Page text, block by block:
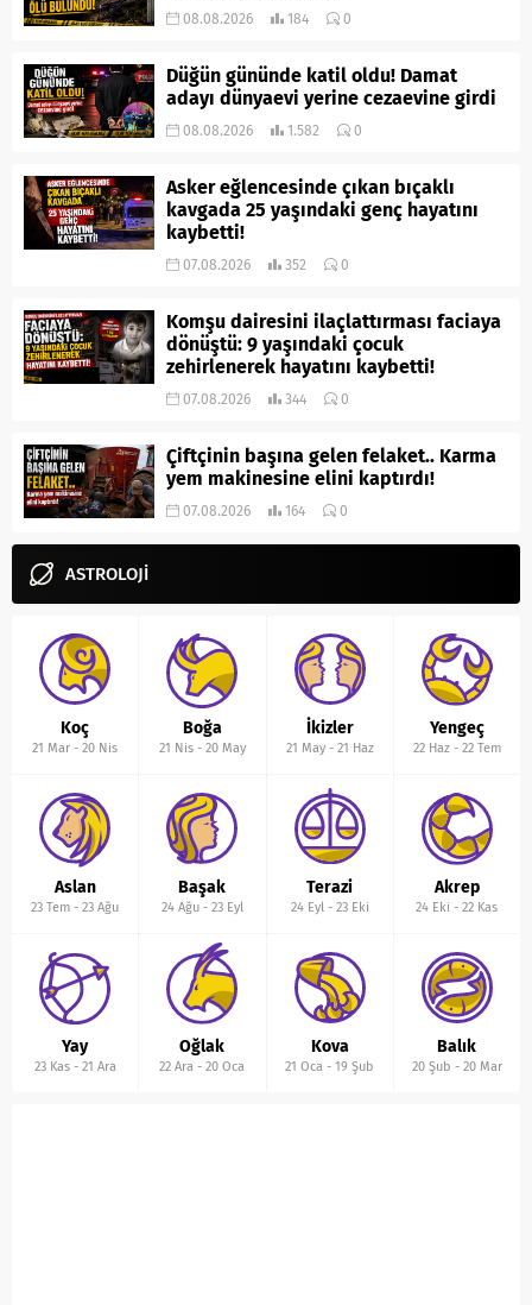
08.08.2026 184 0
Düğün gününde katil oldu! Damat
adayı dünyaevi yerine cezaevine girdi
08.08.2026 1.582 0
Asker eğlencesinde çıkan bıçaklı
kavgada 25 yaşındaki genç hayatını
kaybetti!
07.08.2026 352 0
Komşu dairesini ilaçlattırması faciaya
dönüştü: 9 yaşındaki çocuk
zehirlenerek hayatını kaybetti!
07.08.2026 344 0
Çiftçinin başına gelen felaket.. Karma
yem makinesine elini kaptırdı!
07.08.2026 164 0
ASTROLOJİ
Koç
21 Mar -20 Nis
Boğa
21 Nis- 20 May
İkizler
21 May- 21 Haz
Yengeç
22 Haz- 22 Tem
Aslan
23 Tem -23 Ağu
Başak
24 Ağu- 23 Eyl
Terazi
24 Eyl- 23 Eki
Akrep
24 Eki -22 Kas
Yay
23 Kas- 21 Ara
Oğlak
22 Ara -20 Oca
Kova
21 Oca -19 Şub
Balık
20 Şub - 20 Mar